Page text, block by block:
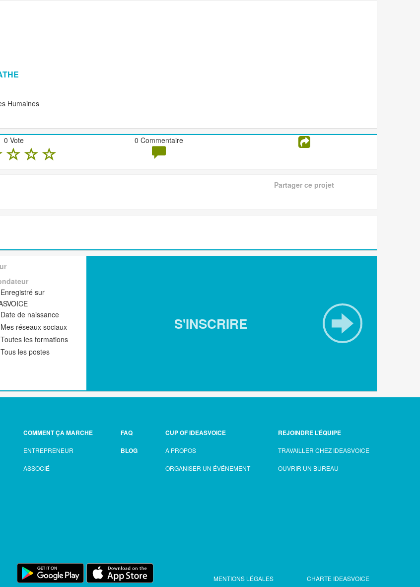
Humaines
0 Vote 0 Commentaire
Partager ce projet
Enregistré sur
Date de naissance
Mes réseaux sociaux
Toutes les formations
Tous les postes
S'INSCRIRE
COMMENT ÇA MARCHE
ENTREPRENEUR
ASSOCIÉ
FAQ
BLOG
CUP OF IDEASVOICE
A PROPOS
ORGANISER UN ÉVÉNEMENT
REJOINDRE L’ÉQUIPE
TRAVAILLER CHEZ IDEASVOICE
OUVRIR UN BUREAU
MENTIONS LÉGALES CHARTE IDEASVOICE